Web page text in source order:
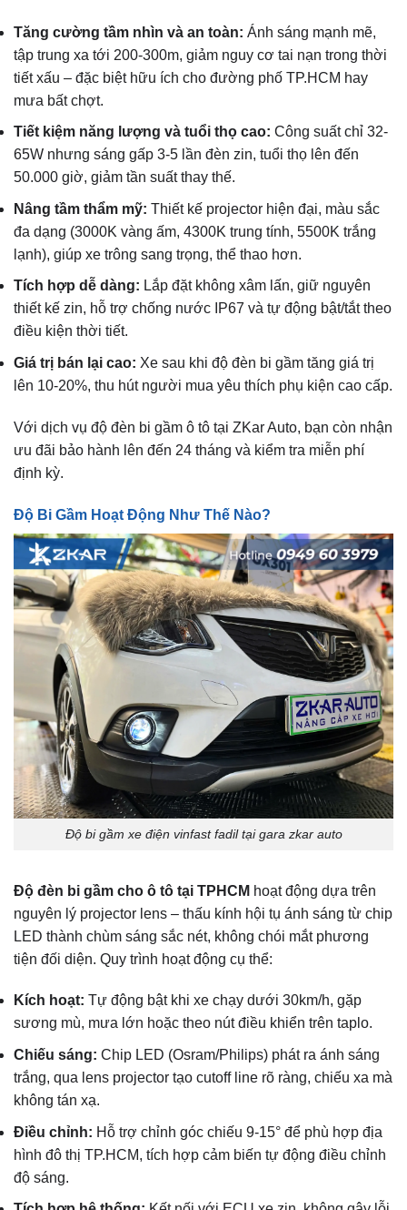
Tăng cường tầm nhìn và an toàn: Ánh sáng mạnh mẽ,
tập trung xa tới 200-300m, giảm nguy cơ tai nạn trong thời
tiết xấu – đặc biệt hữu ích cho đường phố TP.HCM hay
mưa bất chợt.
Tiết kiệm năng lượng và tuổi thọ cao: Công suất chỉ 32-
65W nhưng sáng gấp 3-5 lần đèn zin, tuổi thọ lên đến
50.000 giờ, giảm tần suất thay thế.
Nâng tầm thẩm mỹ: Thiết kế projector hiện đại, màu sắc
đa dạng (3000K vàng ấm, 4300K trung tính, 5500K trắng
lạnh), giúp xe trông sang trọng, thể thao hơn.
Tích hợp dễ dàng: Lắp đặt không xâm lấn, giữ nguyên
thiết kế zin, hỗ trợ chống nước IP67 và tự động bật/tắt theo
điều kiện thời tiết.
Giá trị bán lại cao: Xe sau khi độ đèn bi gầm tăng giá trị
lên 10-20%, thu hút người mua yêu thích phụ kiện cao cấp.
Với dịch vụ độ đèn bi gầm ô tô tại ZKar Auto, bạn còn nhận
ưu đãi bảo hành lên đến 24 tháng và kiểm tra miễn phí
định kỳ.
Độ Bi Gầm Hoạt Động Như Thế Nào?
Độ bi gầm xe điện vinfast fadil tại gara zkar auto
Độ đèn bi gầm cho ô tô tại TPHCM hoạt động dựa trên
nguyên lý projector lens – thấu kính hội tụ ánh sáng từ chip
LED thành chùm sáng sắc nét, không chói mắt phương
tiện đối diện. Quy trình hoạt động cụ thể:
Kích hoạt: Tự động bật khi xe chạy dưới 30km/h, gặp
sương mù, mưa lớn hoặc theo nút điều khiển trên taplo.
Chiếu sáng: Chip LED (Osram/Philips) phát ra ánh sáng
trắng, qua lens projector tạo cutoff line rõ ràng, chiếu xa mà
không tán xạ.
Điều chỉnh: Hỗ trợ chỉnh góc chiếu 9-15° để phù hợp địa
hình đô thị TP.HCM, tích hợp cảm biến tự động điều chỉnh
độ sáng.